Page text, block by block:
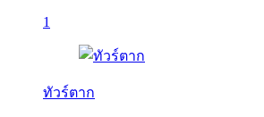
1
ทัวร์ตาก